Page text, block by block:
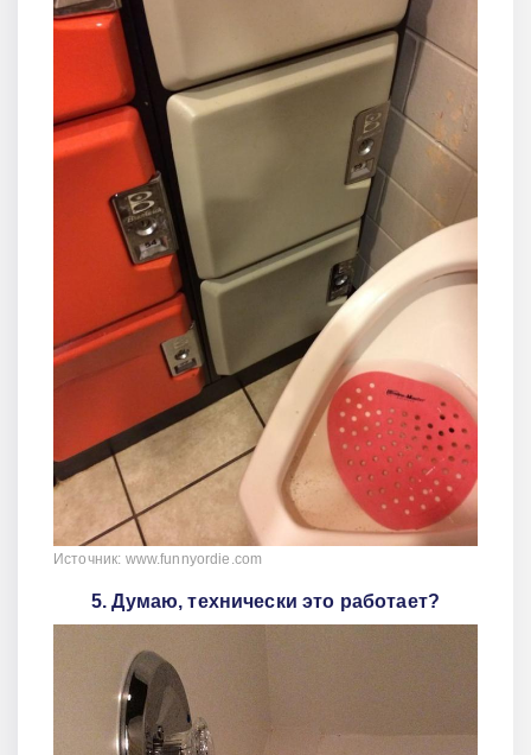
Источник: www.funnyordie.com
5. Думаю, технически это работает?